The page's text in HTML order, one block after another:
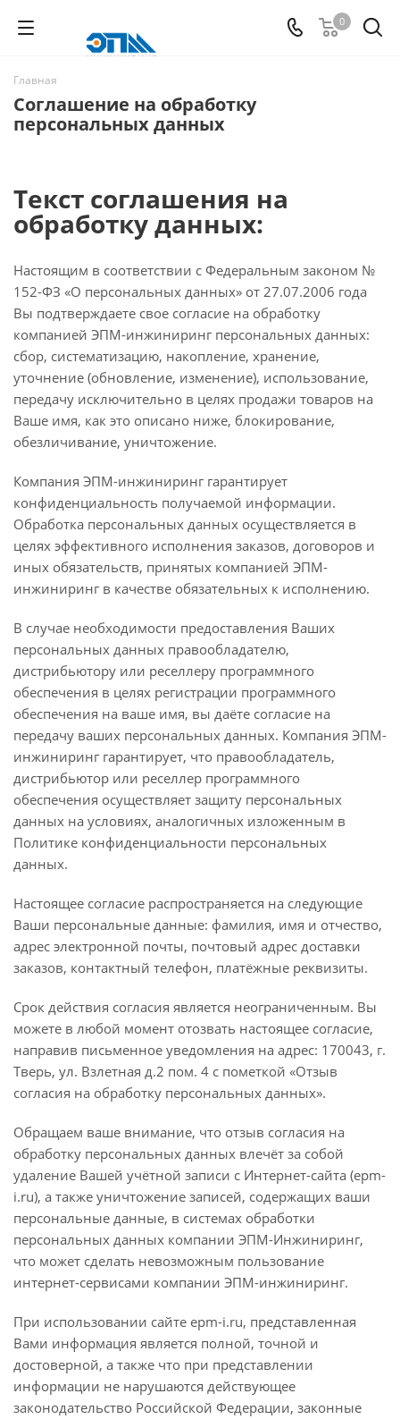
0
Главная
Соглашение на обработку
персональных данных
Текст соглашения на
обработку данных:
Настоящим в соответствии с Федеральным законом №
152-ФЗ «О персональных данных» от 27.07.2006 года
Вы подтверждаете свое согласие на обработку
компанией ЭПМ-инжиниринг персональных данных:
сбор, систематизацию, накопление, хранение,
уточнение (обновление, изменение), использование,
передачу исключительно в целях продажи товаров на
Ваше имя, как это описано ниже, блокирование,
обезличивание, уничтожение.
Компания ЭПМ-инжиниринг гарантирует
конфиденциальность получаемой информации.
Обработка персональных данных осуществляется в
целях эффективного исполнения заказов, договоров и
иных обязательств, принятых компанией ЭПМ-
инжиниринг в качестве обязательных к исполнению.
В случае необходимости предоставления Ваших
персональных данных правообладателю,
дистрибьютору или реселлеру программного
обеспечения в целях регистрации программного
обеспечения на ваше имя, вы даёте согласие на
передачу ваших персональных данных. Компания ЭПМ-
инжиниринг гарантирует, что правообладатель,
дистрибьютор или реселлер программного
обеспечения осуществляет защиту персональных
данных на условиях, аналогичных изложенным в
Политике конфиденциальности персональных
данных.
Настоящее согласие распространяется на следующие
Ваши персональные данные: фамилия, имя и отчество,
адрес электронной почты, почтовый адрес доставки
заказов, контактный телефон, платёжные реквизиты.
Срок действия согласия является неограниченным. Вы
можете в любой момент отозвать настоящее согласие,
направив письменное уведомления на адрес: 170043, г.
Тверь, ул. Взлетная д.2 пом. 4 с пометкой «Отзыв
согласия на обработку персональных данных».
Обращаем ваше внимание, что отзыв согласия на
обработку персональных данных влечёт за собой
удаление Вашей учётной записи с Интернет-сайта (epm-
i.ru), а также уничтожение записей, содержащих ваши
персональные данные, в системах обработки
персональных данных компании ЭПМ-Инжиниринг,
что может сделать невозможным пользование
интернет-сервисами компании ЭПМ-инжиниринг.
При использовании сайте epm-i.ru, представленная
Вами информация является полной, точной и
достоверной, а также что при представлении
информации не нарушаются действующее
законодательство Российской Федерации, законные